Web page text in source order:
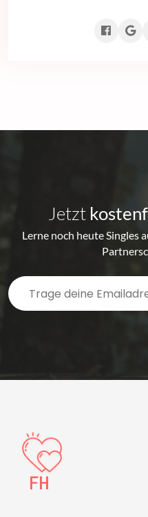
Jetzt
Lerne noch heute Singles